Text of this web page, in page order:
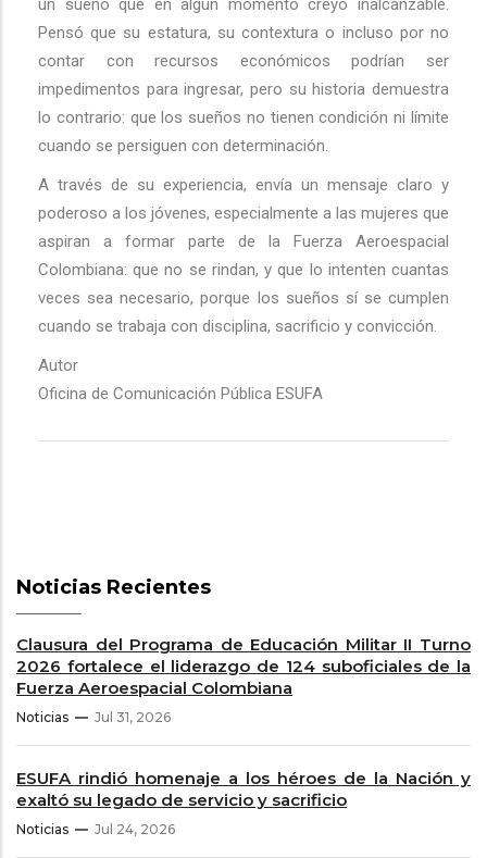
un sueño que en algún momento creyó inalcanzable.
Pensó que su estatura, su contextura o incluso por no
contar con recursos económicos podrían ser
impedimentos para ingresar, pero su historia demuestra
lo contrario: que los sueños no tienen condición ni límite
cuando se persiguen con determinación.
A través de su experiencia, envía un mensaje claro y
poderoso a los jóvenes, especialmente a las mujeres que
aspiran a formar parte de la Fuerza Aeroespacial
Colombiana: que no se rindan, y que lo intenten cuantas
veces sea necesario, porque los sueños sí se cumplen
cuando se trabaja con disciplina, sacrificio y convicción.
Autor
Oficina de Comunicación Pública ESUFA
Noticias Recientes
Clausura del Programa de Educación Militar II Turno
2026 fortalece el liderazgo de 124 suboficiales de la
Fuerza Aeroespacial Colombiana
Noticias Jul 31, 2026
ESUFA rindió homenaje a los héroes de la Nación y
exaltó su legado de servicio y sacrificio
Noticias Jul 24, 2026